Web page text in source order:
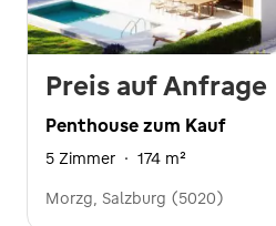
Preis auf Anfrage
Penthouse zum Kauf
5 Zimmer · 174 m²
Morzg, Salzburg (5020)